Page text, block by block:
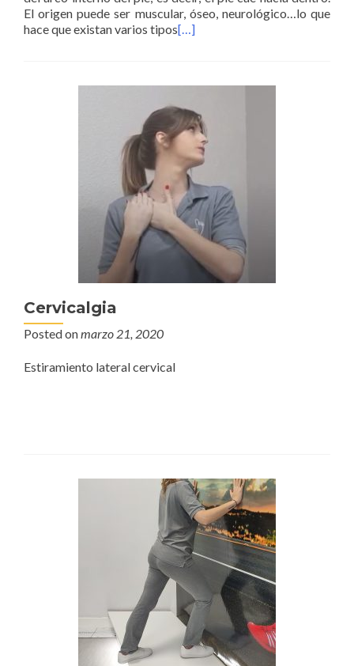
El origen puede ser muscular, óseo, neurológico…lo que
hace que existan varios tipos[…]
Cervicalgia
Posted onmarzo 21, 2020
Estiramiento lateral cervical